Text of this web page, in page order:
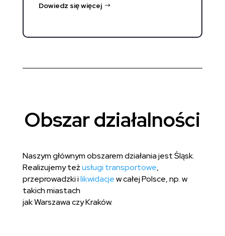
Dowiedz się więcej
Obszar działalności
Naszym głównym obszarem działania jest Śląsk.
Realizujemy teżusługi transportowe,
przeprowadzki ilikwidacjew całej Polsce, np. w
takich miastach
jak Warszawa czy Kraków.